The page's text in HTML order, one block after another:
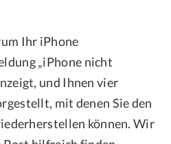
Ihr iPhone
„iPhone nicht
und Ihnen vier
mit denen Sie den
können. Wir